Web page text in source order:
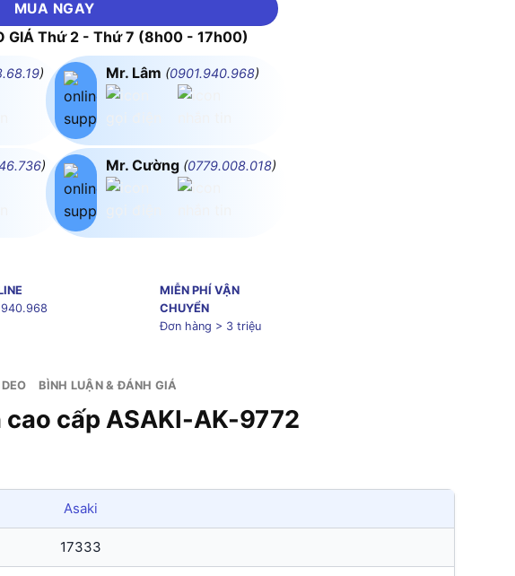
MUA NGAY
GIÁ Thứ 2 - Thứ 7 (8h00 - 17h00)
)
)
Mr. Lâm (0901.940.968)
Mr. Cường (0779.008.018)
MIỄN PHÍ VẬN
CHUYỂN
Đơn hàng > 3 triệu
BÌNH LUẬN & ĐÁNH GIÁ
cấp ASAKI-AK-9772
Asaki
17333